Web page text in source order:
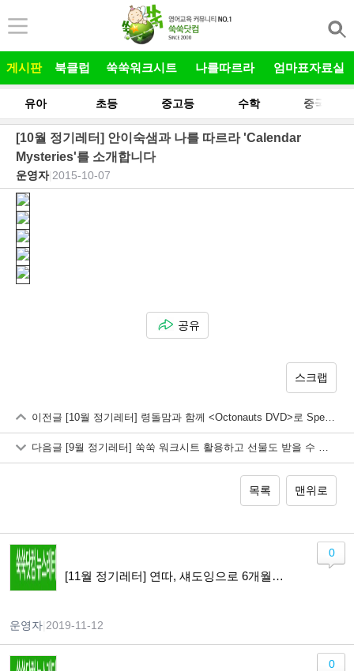
게시판 북클럽 쑥쑥워크시트 나를따르라 엄마표자료실
유아 초등 중고등 수학 중국어
[10월 정기레터] 안이숙샘과 나를 따르라 'Calendar
Mysteries'를 소개합니다
운영자| 2015-10-07
공유
스크랩
이전글 [10월 정기레터] 령돌맘과 함께 <Octonauts DVD>로 Speaking Up 프로젝트!!
다음글 [9월 정기레터] 쑥쑥 워크시트 활용하고 선물도 받을 수 있는 기회~ 놓치지 마세요!
목록 맨위로
[11월 정기레터] 연따, 섀도잉으로 6개월만에 원어민처럼 말하기 가능?! 영어 말하기 교육 방법들을 알아봅니다.
운영자 2019-11-12
0
0